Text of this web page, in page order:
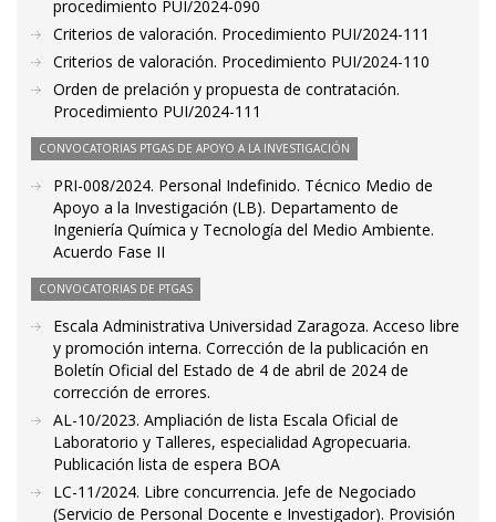
procedimiento PUI/2024-090
Criterios de valoración. Procedimiento PUI/2024-111
Criterios de valoración. Procedimiento PUI/2024-110
Orden de prelación y propuesta de contratación.
Procedimiento PUI/2024-111
CONVOCATORIAS PTGAS DE APOYO A LA INVESTIGACIÓN
PRI-008/2024. Personal Indefinido. Técnico Medio de
Apoyo a la Investigación (LB). Departamento de
Ingeniería Química y Tecnología del Medio Ambiente.
Acuerdo Fase II
CONVOCATORIAS DE PTGAS
Escala Administrativa Universidad Zaragoza. Acceso libre
y promoción interna. Corrección de la publicación en
Boletín Oficial del Estado de 4 de abril de 2024 de
corrección de errores.
AL-10/2023. Ampliación de lista Escala Oficial de
Laboratorio y Talleres, especialidad Agropecuaria.
Publicación lista de espera BOA
LC-11/2024. Libre concurrencia. Jefe de Negociado
(Servicio de Personal Docente e Investigador). Provisión